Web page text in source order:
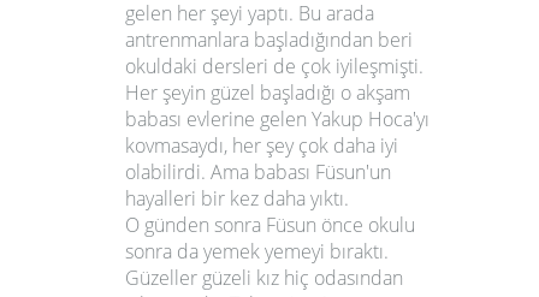
gelen her şeyi yaptı. Bu arada
antrenmanlara başladığından beri
okuldaki dersleri de çok iyileşmişti.
Her şeyin güzel başladığı o akşam
babası evlerine gelen Yakup Hoca'yı
kovmasaydı, her şey çok daha iyi
olabilirdi. Ama babası Füsun'un
hayalleri bir kez daha yıktı.
O günden sonra Füsun önce okulu
sonra da yemek yemeyi bıraktı.
Güzeller güzeli kız hiç odasından